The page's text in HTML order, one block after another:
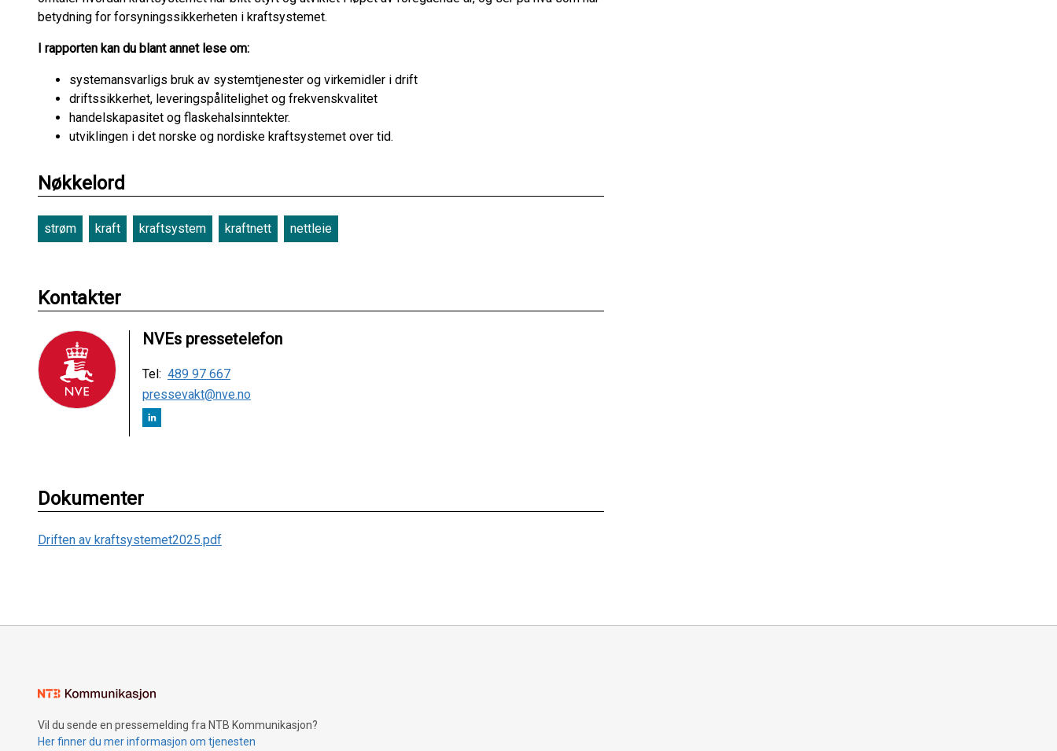
betydning for forsyningssikkerheten i kraftsystemet.
I rapporten kan du blant annet lese om:
systemansvarligs bruk av systemtjenester og virkemidler i drift
driftssikkerhet, leveringspålitelighet og frekvenskvalitet
handelskapasitet og flaskehalsinntekter.
utviklingen i det norske og nordiske kraftsystemet over tid.
Nøkkelord
strøm kraft kraftsystem kraftnett nettleie
Kontakter
NVEs pressetelefon
Tel: 489 97 667
pressevakt@nve.no
Dokumenter
Driften av kraftsystemet2025.pdf
Vil du sende en pressemelding fra NTB Kommunikasjon?
Her finner du mer informasjon om tjenesten